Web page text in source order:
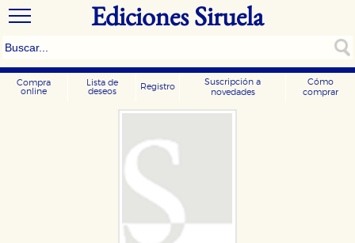
Ediciones Siruela
Compra
online
Lista de
deseos
Registro
Suscripción a
novedades
Cómo
comprar